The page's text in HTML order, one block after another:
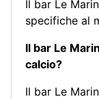
Il bar Le
specifiche al
Il bar Le
calcio?
Il bar Le